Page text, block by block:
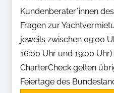
Kundenberater*innen
Fragen zur
jeweils zwischen 09:00
16:00 Uhr und 19:00
CharterCheck gelten
Feiertage des